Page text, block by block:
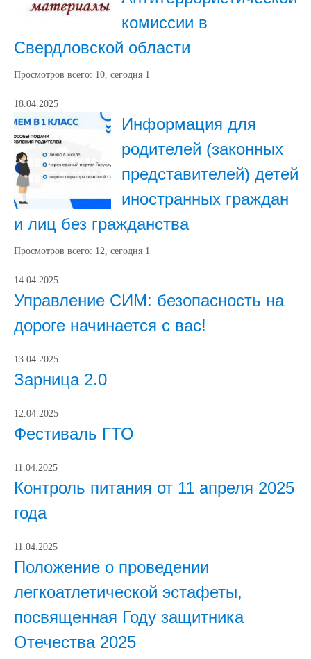
комиссии в
Свердловской области
Просмотров всего: 10, сегодня 1
18.04.2025
Информация для
родителей (законных
представителей) детей
иностранных граждан
и лиц без гражданства
Просмотров всего: 12, сегодня 1
14.04.2025
Управление СИМ: безопасность на
дороге начинается с вас!
13.04.2025
Зарница 2.0
12.04.2025
Фестиваль ГТО
11.04.2025
Контроль питания от 11 апреля 2025
года
11.04.2025
Положение о проведении
легкоатлетической эстафеты,
посвященная Году защитника
Отечества 2025